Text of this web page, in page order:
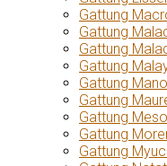
Gattung
Gattung
Gattung
Gattung
Gattung
Gattung
Gattung
Gattung
Gattung